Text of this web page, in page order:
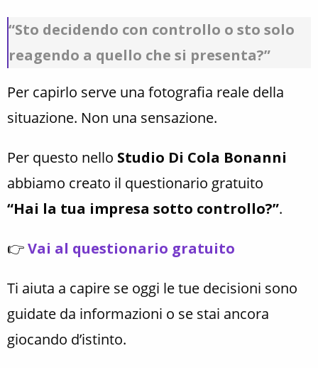
“Sto decidendo con controllo o sto solo
reagendo a quello che si presenta?”
Per capirlo serve una fotografia reale della
situazione. Non una sensazione.
Per questo nello Studio Di Cola Bonanni
abbiamo creato il questionario gratuito
“Hai la tua impresa sotto controllo?”.
👉Vai al questionario gratuito
Ti aiuta a capire se oggi le tue decisioni sono
guidate da informazioni o se stai ancora
giocando d’istinto.